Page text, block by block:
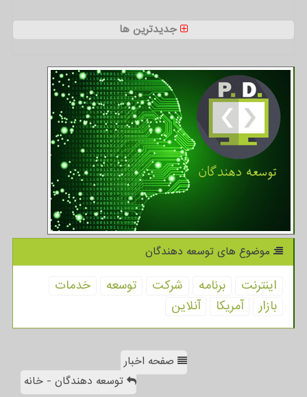
جدیدترین ها
موضوع های توسعه دهندگان
اینترنت برنامه شركت توسعه
خدمات
بازار
آمریكا آنلاین
صفحه اخبار
توسعه دهندگان - خانه